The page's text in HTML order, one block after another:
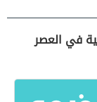
في العصر